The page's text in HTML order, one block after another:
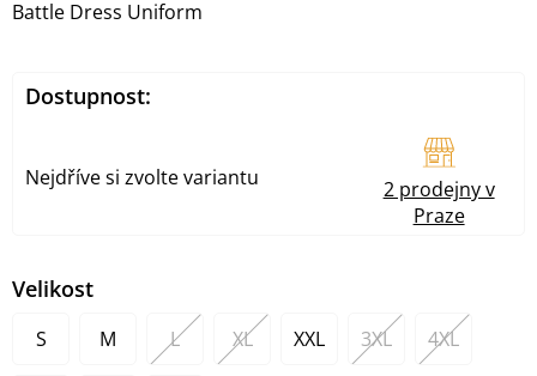
Velikost
S M L XL XXL 3XL 4XL
Battle Dress Uniform
Dostupnost:
Nejdříve si zvolte variantu
2 prodejny v
Praze